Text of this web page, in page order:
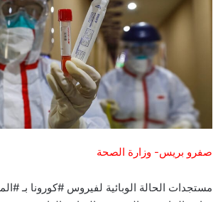
صفرو بريس- وزارة الصحة